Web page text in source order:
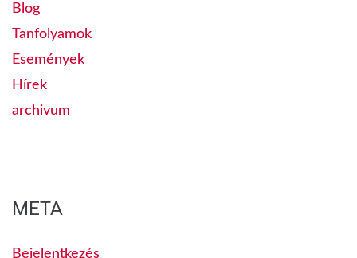
Blog
Tanfolyamok
Események
Hírek
archivum
META
Bejelentkezés